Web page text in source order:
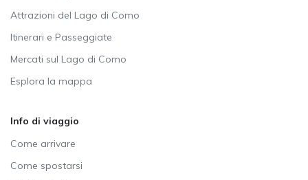
Attrazioni del Lago di Como
Itinerari e Passeggiate
Mercati sul Lago di Como
Esplora la mappa
Info di viaggio
Come arrivare
Come spostarsi